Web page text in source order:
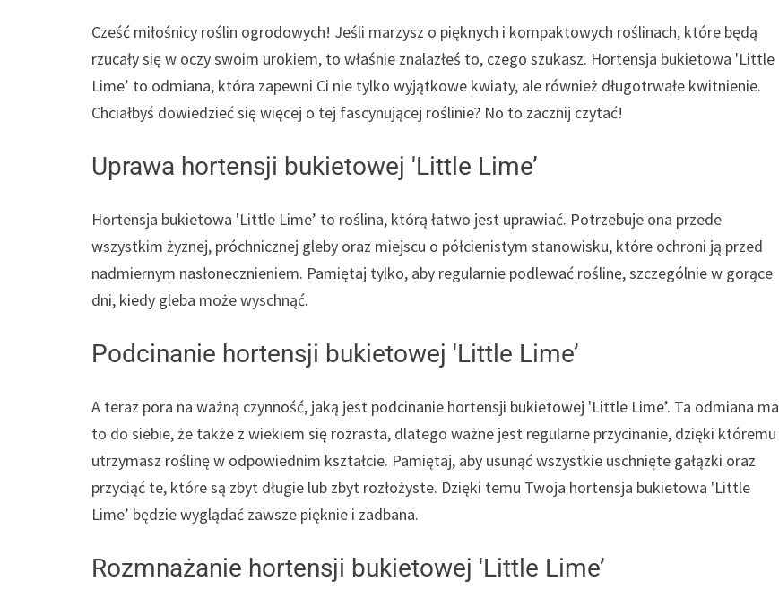
Cześć miłośnicy roślin ogrodowych! Jeśli marzysz o pięknych i kompaktowych roślinach, które będą
rzucały się w oczy swoim urokiem, to właśnie znalazłeś to, czego szukasz. Hortensja bukietowa 'Little
Lime’ to odmiana, która zapewni Ci nie tylko wyjątkowe kwiaty, ale również długotrwałe kwitnienie.
Chciałbyś dowiedzieć się więcej o tej fascynującej roślinie? No to zacznij czytać!
Uprawa hortensji bukietowej 'Little Lime’
Hortensja bukietowa 'Little Lime’ to roślina, którą łatwo jest uprawiać. Potrzebuje ona przede
wszystkim żyznej, próchnicznej gleby oraz miejscu o półcienistym stanowisku, które ochroni ją przed
nadmiernym nasłonecznieniem. Pamiętaj tylko, aby regularnie podlewać roślinę, szczególnie w gorące
dni, kiedy gleba może wyschnąć.
Podcinanie hortensji bukietowej 'Little Lime’
A teraz pora na ważną czynność, jaką jest podcinanie hortensji bukietowej 'Little Lime’. Ta odmiana ma
to do siebie, że także z wiekiem się rozrasta, dlatego ważne jest regularne przycinanie, dzięki któremu
utrzymasz roślinę w odpowiednim kształcie. Pamiętaj, aby usunąć wszystkie uschnięte gałązki oraz
przyciąć te, które są zbyt długie lub zbyt rozłożyste. Dzięki temu Twoja hortensja bukietowa 'Little
Lime’ będzie wyglądać zawsze pięknie i zadbana.
Rozmnażanie hortensji bukietowej 'Little Lime’